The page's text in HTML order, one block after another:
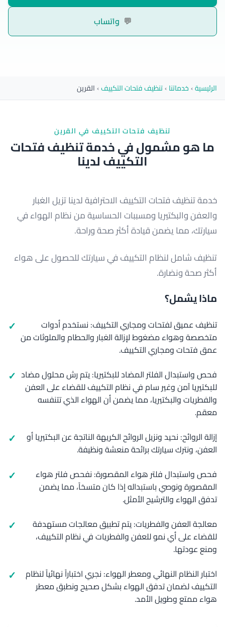
💬 واتساب
الرئيسية›خدماتنا›تنظيف فتحات التكييف›القرين
تنظيف فتحات التكييف في القرين
ما هو مشمول في خدمة تنظيف فتحات
التكييف لدينا
خدمة تنظيف فتحات التكييف الاحترافية لدينا تزيل الغبار
والعفن والبكتيريا ومسببات الحساسية من نظام الهواء في
سيارتك، مما يضمن قيادة أكثر صحة وراحة.
تنظيف شامل لنظام التكييف في سيارتك للحصول على هواء
أكثر صحة ونضارة.
ماذا يشمل؟
تنظيف عميق لفتحات ومجاري التكييف: نستخدم أدوات
متخصصة وهواء مضغوط لإزالة الغبار والحطام والملوثات من
عمق فتحات ومجاري التكييف.
فحص واستبدال الفلتر المضاد للبكتيريا: يتم رش محلول مضاد
للبكتيريا آمن وغير سام في نظام التكييف للقضاء على العفن
والفطريات والبكتيريا، مما يضمن أن الهواء الذي تتنفسه
معقم.
إزالة الروائح: نحيد ونزيل الروائح الكريهة الناتجة عن البكتيريا أو
العفن، ونترك سيارتك برائحة منعشة ونظيفة.
فحص واستبدال فلتر هواء المقصورة: نفحص فلتر هواء
المقصورة ونوصي باستبداله إذا كان متسخاً، مما يضمن
تدفق الهواء والترشيح الأمثل.
معالجة العفن والفطريات: يتم تطبيق معالجات مستهدفة
للقضاء على أي نمو للعفن والفطريات في نظام التكييف،
ومنع عودتها.
اختبار النظام النهائي ومعطر الهواء: نجري اختباراً نهائياً لنظام
التكييف لضمان تدفق الهواء بشكل صحيح ونطبق معطر
هواء ممتع وطويل الأمد.